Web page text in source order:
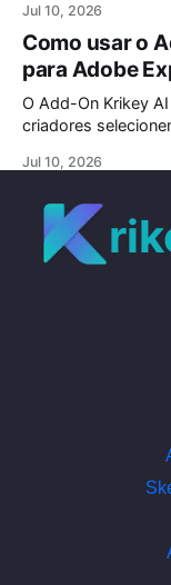
para iniciantes e
crianças. Comece
Jul 10, 2026
Como usar o
para Adobe
O Add-On Krikey
criadores
personalizados
Jul 10, 2026